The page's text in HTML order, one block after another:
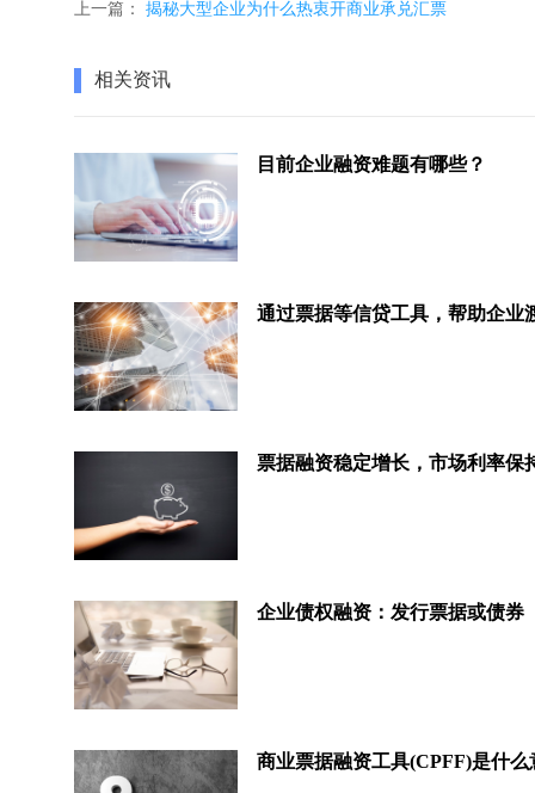
上一篇： 揭秘大型企业为什么热衷开商业承兑汇票
相关资讯
目前企业融资难题有哪些？
票据融资稳定增长，市场利率保
企业债权融资：发行票据或债券
商业票据融资工具(CPFF)是什么